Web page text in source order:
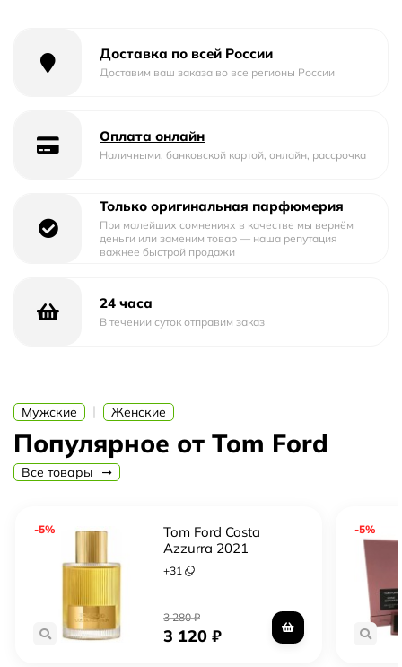
Доставка по всей России
Доставим ваш заказа во все регионы России
Оплата онлайн
Наличными, банковской картой, онлайн, рассрочка
Только оригинальная парфюмерия
При малейших сомнениях в качестве мы вернём
деньги или заменим товар — наша репутация
важнее быстрой продажи
24 часа
В течении суток отправим заказ
Мужские | Женские
Популярное от Tom Ford
Все товары
-5%
Tom Ford Costa
Azzurra 2021
(Signature)
+31
3 280₽
3 120₽
-5%